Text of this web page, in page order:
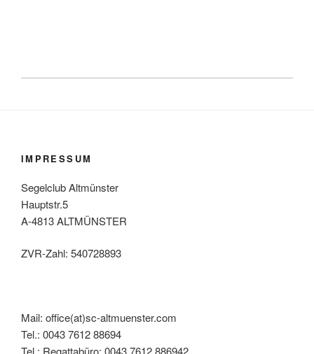
IMPRESSUM
Segelclub Altmünster
Hauptstr.5
A-4813 ALTMÜNSTER
ZVR-Zahl: 540728893
Mail: office(at)sc-altmuenster.com
Tel.: 0043 7612 88694
Tel.: Regattabüro: 0043 7612 886942